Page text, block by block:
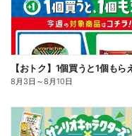
8月3日 ～8月10日